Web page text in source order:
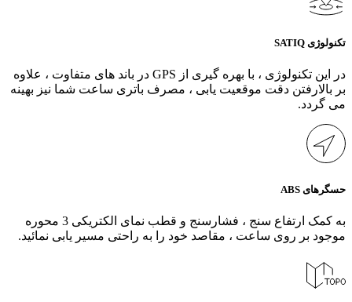
تکنولوژی SATIQ
در این تکنولوژی ، با بهره گیری از GPS در باند های متفاوت ، علاوه
بر بالارفتن دقت موقعیت یابی ، مصرف باتری ساعت شما نیز بهینه
می گردد.
حسگرهای ABS
به کمک ارتفاع سنج ، فشارسنج و قطب نمای الکتریکی 3 محوره
موجود بر روی ساعت ، مقاصد خود را به راحتی مسیر یابی نمائید.